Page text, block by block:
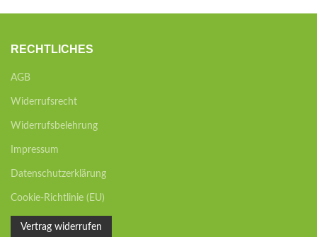
RECHTLICHES
AGB
Widerrufsrecht
Widerrufsbelehrung
Impressum
Datenschutzerklärung
Cookie-Richtlinie (EU)
Vertrag widerrufen